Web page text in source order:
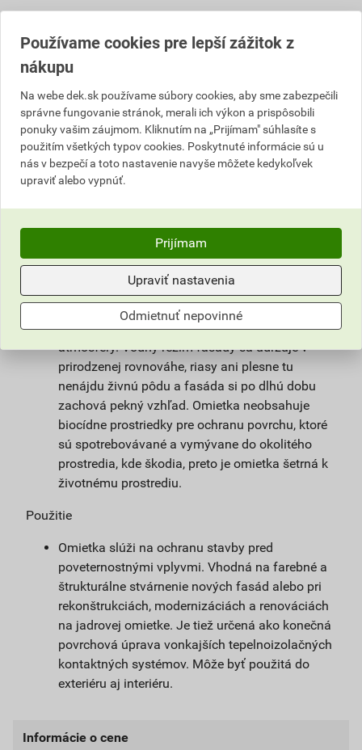
Jednoducho spracovateľná, umývateľná,
hydrofilná pastovitá omietka, maximálne
ekologická. Je pripravená na priame použitie na
podkladový náter weber 700. Vplyvom
ochladzovania zatepľovacích systémov v
nočných hodinách dochádza ku kondenzácií
vody na povrchu fasády, ktorá vytvára živnú
pôdu pre rast rias. Povrch omietky weberpas
aquaBalance dokáže regulovať vlhkosť. Po
zvlhčení dažďom alebo rosou sa znateľne
rýchlejšie vysušuje, pretože niekoľkonásobne
zväčšuje aktívnu odparovaciu plochu každej
kvapky vody. Najjemnejšie kapilárne póry navyše
na prechodnú dobu prijímajú prebytočnú vlhkosť
a pri klesajúcej vlhkosti ju hneď vracajú späť do
atmosféry. Vodný režim fasády sa udržuje v
prirodzenej rovnováhe, riasy ani plesne tu
nenájdu živnú pôdu a fasáda si po dlhú dobu
zachová pekný vzhľad. Omietka neobsahuje
biocídne prostriedky pre ochranu povrchu, ktoré
sú spotrebovávané a vymývane do okolitého
prostredia, kde škodia, preto je omietka šetrná k
životnému prostrediu.
Použitie
Omietka slúži na ochranu stavby pred
poveternostnými vplyvmi. Vhodná na farebné a
štrukturálne stvárnenie nových fasád alebo pri
rekonštrukciách, modernizáciách a renováciách
na jadrovej omietke. Je tiež určená ako konečná
povrchová úprava vonkajších tepelnoizolačných
kontaktných systémov. Môže byť použitá do
exteriéru aj interiéru.
Informácie o cene
Používame cookies pre lepší zážitok z
nákupu
Na webe dek.sk používame súbory cookies, aby sme zabezpečili
správne fungovanie stránok, merali ich výkon a prispôsobili
ponuky vašim záujmom. Kliknutím na „Prijímam" súhlasíte s
použitím všetkých typov cookies. Poskytnuté informácie sú u
nás v bezpečí a toto nastavenie navyše môžete kedykoľvek
upraviť alebo vypnúť.
Prijímam
Upraviť nastavenia
Odmietnuť nepovinné